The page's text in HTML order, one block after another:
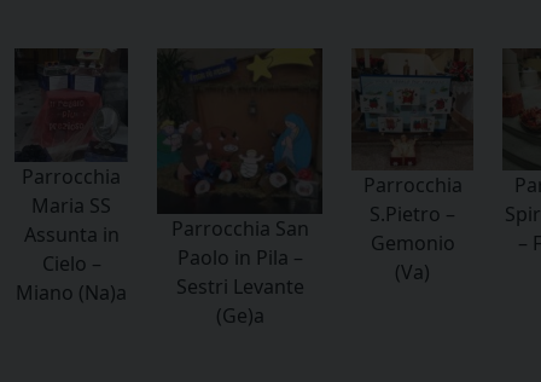
Parrocchia
Maria SS
Assunta in
Cielo –
Miano (Na)a
Parrocchia San
Paolo in Pila –
Sestri Levante
(Ge)a
Parrocchia
S.Pietro –
Gemonio
(Va)
–